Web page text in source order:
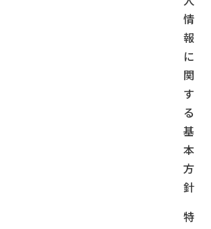
情
報
に
関
す
る
基
本
方
針
特